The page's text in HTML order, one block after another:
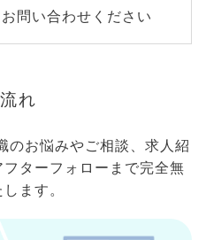
問い合わせください
れ
のお悩みやご相談、求人紹
ターフォローまで完全無
ます。